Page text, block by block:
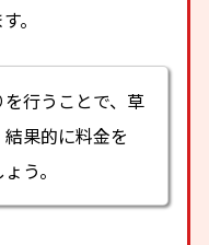
。
行うことで、草
果的に料金を
う。